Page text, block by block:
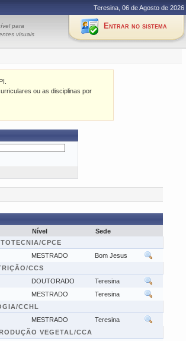
Teresina, 06 de Agosto de 2026
para
visuais
Entrar no sistema
ou as disciplinas por
Nível
Sede
CPCE
MESTRADO
Bom Jesus
CCS
DOUTORADO
Teresina
MESTRADO
Teresina
CCHL
MESTRADO
Teresina
VEGETAL/CCA